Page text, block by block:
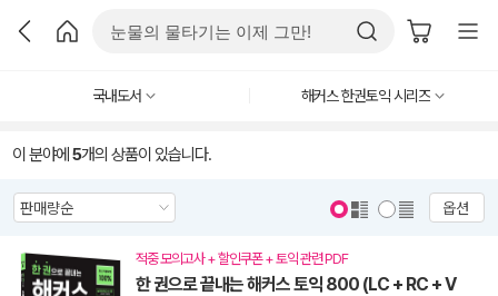
국내도서 해커스 한권토익 시리즈
이 분야에 5개의 상품이 있습니다.
옵션
적중 모의고사 + 할인쿠폰 + 토익 관련 PDF
한 권으로 끝내는 해커스 토익 800 (LC + RC + V